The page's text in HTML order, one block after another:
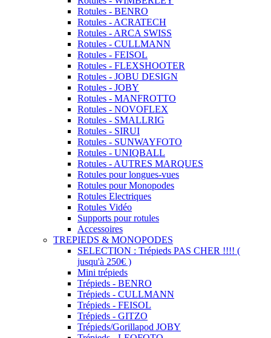
Rotules - BENRO
Rotules - ACRATECH
Rotules - ARCA SWISS
Rotules - CULLMANN
Rotules - FEISOL
Rotules - FLEXSHOOTER
Rotules - JOBU DESIGN
Rotules - JOBY
Rotules - MANFROTTO
Rotules - NOVOFLEX
Rotules - SMALLRIG
Rotules - SIRUI
Rotules - SUNWAYFOTO
Rotules - UNIQBALL
Rotules - AUTRES MARQUES
Rotules pour longues-vues
Rotules pour Monopodes
Rotules Electriques
Rotules Vidéo
Supports pour rotules
Accessoires
TREPIEDS & MONOPODES
SELECTION : Trépieds PAS CHER !!!! (
jusqu'à 250€ )
Mini trépieds
Trépieds - BENRO
Trépieds - CULLMANN
Trépieds - FEISOL
Trépieds - GITZO
Trépieds/Gorillapod JOBY